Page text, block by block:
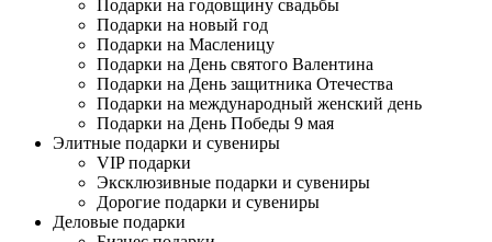
Подарки на годовщину свадьбы
Подарки на новый год
Подарки на Масленицу
Подарки на День святого Валентина
Подарки на День защитника Отечества
Подарки на международный женский день
Подарки на День Победы 9 мая
Элитные подарки и сувениры
VIP подарки
Эксклюзивные подарки и сувениры
Дорогие подарки и сувениры
Деловые подарки